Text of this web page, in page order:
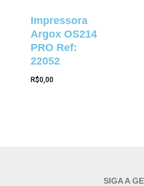
Impressora
Argox OS214
PRO Ref:
22052
R$0,00
SIGA A